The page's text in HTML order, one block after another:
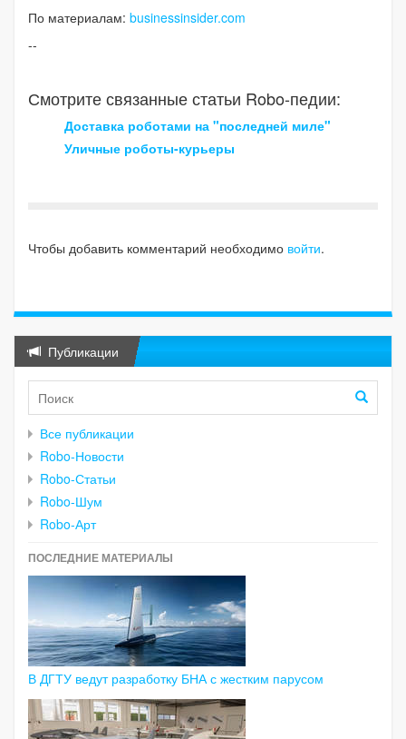
По материалам: businessinsider.com
--
Смотрите связанные статьи Robo-педии:
Доставка роботами на "последней миле"
Уличные роботы-курьеры
Чтобы добавить комментарий необходимо войти.
Публикации
Все публикации
Robo-Новости
Robo-Статьи
Robo-Шум
Robo-Арт
ПОСЛЕДНИЕ МАТЕРИАЛЫ
В ДГТУ ведут разработку БНА с жестким парусом